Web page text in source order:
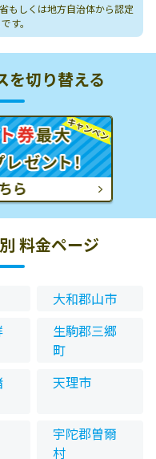
もしくは地方自治体から認定
す。
を切り替える
料金ページ
大和郡山市
生駒郡三郷
町
天理市
宇陀郡曽爾
村